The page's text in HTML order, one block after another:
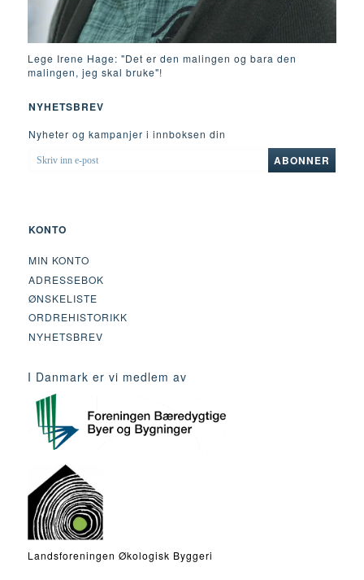
Lege Irene Hage: "Det er den malingen og bara den
malingen, jeg skal bruke"!
NYHETSBREV
Nyheter og kampanjer i innboksen din
SKRIV
INN
ABONNER
KONTO
MIN KONTO
ADRESSEBOK
ØNSKELISTE
ORDREHISTORIKK
NYHETSBREV
I Danmark er vi medlem av
Landsforeningen Økologisk Byggeri